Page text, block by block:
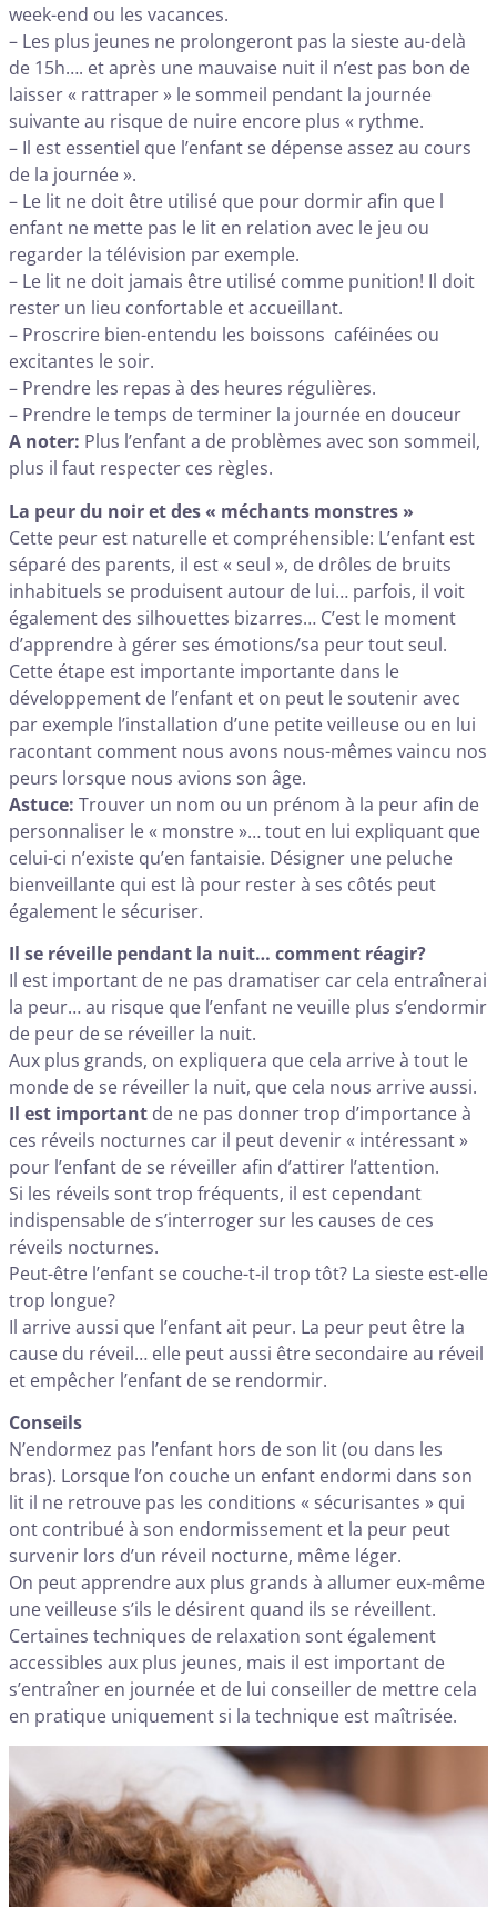
week-end ou les vacances.
– Les plus jeunes ne prolongeront pas la sieste au-delà
de 15h…. et après une mauvaise nuit il n’est pas bon de
laisser « rattraper » le sommeil pendant la journée
suivante au risque de nuire encore plus « rythme.
– Il est essentiel que l’enfant se dépense assez au cours
de la journée ».
– Le lit ne doit être utilisé que pour dormir afin que l
enfant ne mette pas le lit en relation avec le jeu ou
regarder la télévision par exemple.
– Le lit ne doit jamais être utilisé comme punition! Il doit
rester un lieu confortable et accueillant.
– Proscrire bien-entendu les boissons caféinées ou
excitantes le soir.
– Prendre les repas à des heures régulières.
– Prendre le temps de terminer la journée en douceur
A noter: Plus l’enfant a de problèmes avec son sommeil,
plus il faut respecter ces règles.
La peur du noir et des « méchants monstres »
Cette peur est naturelle et compréhensible: L’enfant est
séparé des parents, il est « seul », de drôles de bruits
inhabituels se produisent autour de lui… parfois, il voit
également des silhouettes bizarres… C’est le moment
d’apprendre à gérer ses émotions/sa peur tout seul.
Cette étape est importante importante dans le
développement de l’enfant et on peut le soutenir avec
par exemple l’installation d’une petite veilleuse ou en lui
racontant comment nous avons nous-mêmes vaincu nos
peurs lorsque nous avions son âge.
Astuce: Trouver un nom ou un prénom à la peur afin de
personnaliser le « monstre »… tout en lui expliquant que
celui-ci n’existe qu’en fantaisie. Désigner une peluche
bienveillante qui est là pour rester à ses côtés peut
également le sécuriser.
Il se réveille pendant la nuit… comment réagir?
Il est important de ne pas dramatiser car cela entraînerai
la peur… au risque que l’enfant ne veuille plus s’endormir
de peur de se réveiller la nuit.
Aux plus grands, on expliquera que cela arrive à tout le
monde de se réveiller la nuit, que cela nous arrive aussi.
Il est important de ne pas donner trop d’importance à
ces réveils nocturnes car il peut devenir « intéressant »
pour l’enfant de se réveiller afin d’attirer l’attention.
Si les réveils sont trop fréquents, il est cependant
indispensable de s’interroger sur les causes de ces
réveils nocturnes.
Peut-être l’enfant se couche-t-il trop tôt? La sieste est-elle
trop longue?
Il arrive aussi que l’enfant ait peur. La peur peut être la
cause du réveil… elle peut aussi être secondaire au réveil
et empêcher l’enfant de se rendormir.
Conseils
N’endormez pas l’enfant hors de son lit (ou dans les
bras). Lorsque l’on couche un enfant endormi dans son
lit il ne retrouve pas les conditions « sécurisantes » qui
ont contribué à son endormissement et la peur peut
survenir lors d’un réveil nocturne, même léger.
On peut apprendre aux plus grands à allumer eux-même
une veilleuse s’ils le désirent quand ils se réveillent.
Certaines techniques de relaxation sont également
accessibles aux plus jeunes, mais il est important de
s’entraîner en journée et de lui conseiller de mettre cela
en pratique uniquement si la technique est maîtrisée.